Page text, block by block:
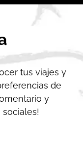
tus viajes y
de
y
sociales!